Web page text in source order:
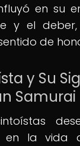
en su
y el
de
y Su
Samurai
en la vida